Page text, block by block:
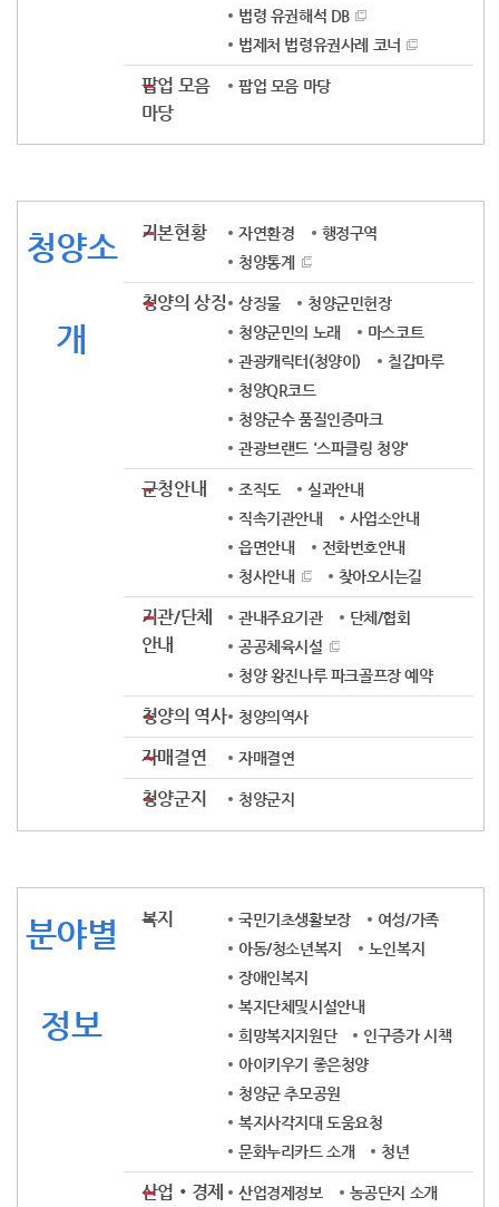
법령 유권해석 DB
법제처 법령유권사례 코너
팝업 모음
마당
팝업 모음 마당
청양소
개
기본현황 자연환경
행정구역
청양통계
청양의 상징 상징물
청양군민헌장
청양군민의 노래
마스코트
관광캐릭터(청양이)
칠갑마루
청양QR코드
청양군수 품질인증마크
관광브랜드 '스파클링 청양'
군청안내 조직도
실과안내
직속기관안내
사업소안내
읍면안내
전화번호안내
청사안내
찾아오시는길
기관/단체
안내
관내주요기관
단체/협회
공공체육시설
청양 왕진나루 파크골프장 예약
청양의 역사 청양의역사
자매결연 자매결연
청양군지 청양군지
분야별
정보
복지 국민기초생활보장
여성/가족
아동/청소년복지
노인복지
장애인복지
복지단체및시설안내
희망복지지원단
인구증가 시책
아이키우기 좋은청양
청양군 추모공원
복지사각지대 도움요청
문화누리카드 소개
청년
산업‧경제 산업경제정보 농공단지 소개